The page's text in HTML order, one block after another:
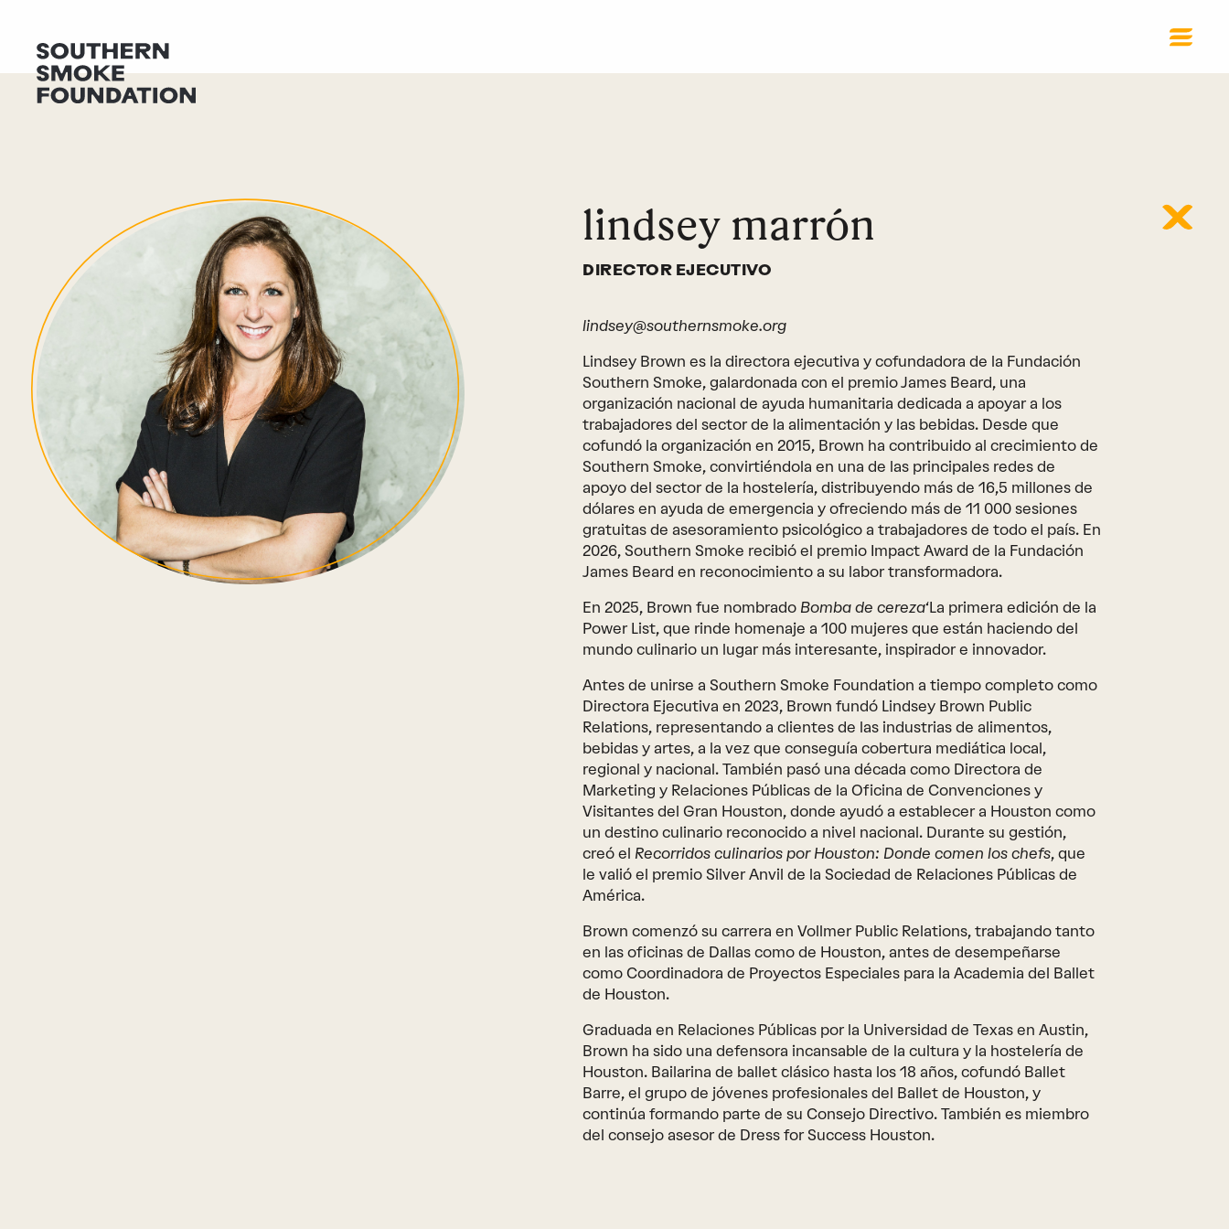
lindsey marrón
DIRECTOR EJECUTIVO
lindsey@southernsmoke.org
Lindsey Brown es la directora ejecutiva y cofundadora de la Fundación
Southern Smoke, galardonada con el premio James Beard, una
organización nacional de ayuda humanitaria dedicada a apoyar a los
trabajadores del sector de la alimentación y las bebidas. Desde que
cofundó la organización en 2015, Brown ha contribuido al crecimiento de
Southern Smoke, convirtiéndola en una de las principales redes de
apoyo del sector de la hostelería, distribuyendo más de 16,5 millones de
dólares en ayuda de emergencia y ofreciendo más de 11 000 sesiones
gratuitas de asesoramiento psicológico a trabajadores de todo el país. En
2026, Southern Smoke recibió el premio Impact Award de la Fundación
James Beard en reconocimiento a su labor transformadora.
En 2025, Brown fue nombrado Bomba de cereza‘La primera edición de la
Power List, que rinde homenaje a 100 mujeres que están haciendo del
mundo culinario un lugar más interesante, inspirador e innovador.
Antes de unirse a Southern Smoke Foundation a tiempo completo como
Directora Ejecutiva en 2023, Brown fundó Lindsey Brown Public
Relations, representando a clientes de las industrias de alimentos,
bebidas y artes, a la vez que conseguía cobertura mediática local,
regional y nacional. También pasó una década como Directora de
Marketing y Relaciones Públicas de la Oficina de Convenciones y
Visitantes del Gran Houston, donde ayudó a establecer a Houston como
un destino culinario reconocido a nivel nacional. Durante su gestión,
creó el Recorridos culinarios por Houston: Donde comen los chefs, que
le valió el premio Silver Anvil de la Sociedad de Relaciones Públicas de
América.
Brown comenzó su carrera en Vollmer Public Relations, trabajando tanto
en las oficinas de Dallas como de Houston, antes de desempeñarse
como Coordinadora de Proyectos Especiales para la Academia del Ballet
de Houston.
Graduada en Relaciones Públicas por la Universidad de Texas en Austin,
Brown ha sido una defensora incansable de la cultura y la hostelería de
Houston. Bailarina de ballet clásico hasta los 18 años, cofundó Ballet
Barre, el grupo de jóvenes profesionales del Ballet de Houston, y
continúa formando parte de su Consejo Directivo. También es miembro
del consejo asesor de Dress for Success Houston.